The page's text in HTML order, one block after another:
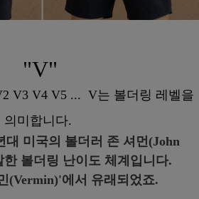
"V"
V3 V4 V5 ... V는 볼더링 레벨을
의미합니다.
대 미국의 볼더러 존 셔먼(John
한 볼더링 난이도 체계입니다.
(Vermin)'에서 유래되었죠.